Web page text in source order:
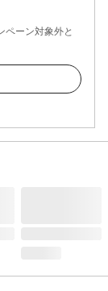
ーン対象外と